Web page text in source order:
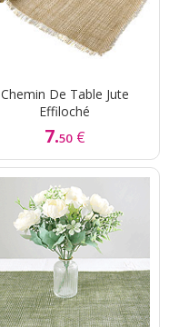
Chemin De Table Jute
Effiloché
7.50 €